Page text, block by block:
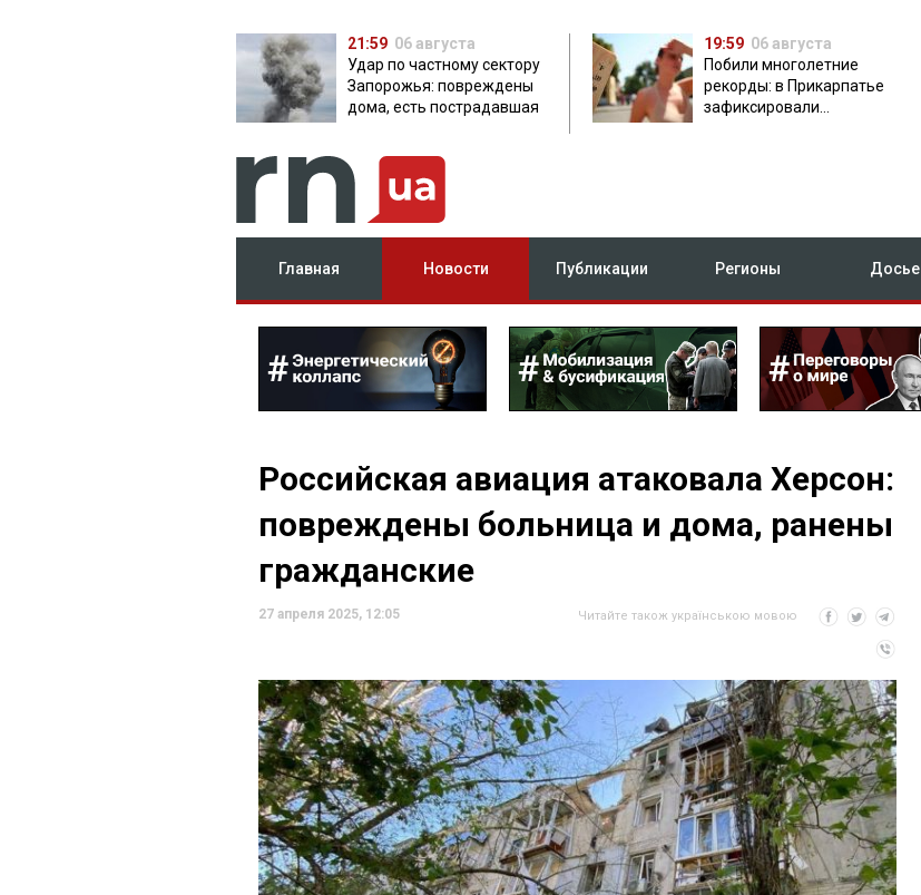
21:59 06 августа
Удар по частному сектору
Запорожья: повреждены
дома, есть пострадавшая
19:59 06 августа
Побили многолетние
рекорды: в Прикарпатье
зафиксировали
Главная Новости Публикации Регионы Досье
Российская авиация атаковала Херсон:
повреждены больница и дома, ранены
гражданские
27 апреля 2025, 12:05 Читайте також українською мовою